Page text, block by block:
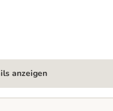
anzeigen